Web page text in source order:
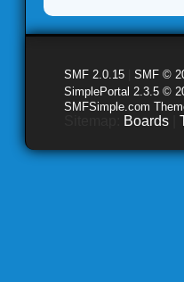
SMF 2.0.15 SMF ©
SimplePortal 2.3.5 ©
SMFSimple.com
Boards